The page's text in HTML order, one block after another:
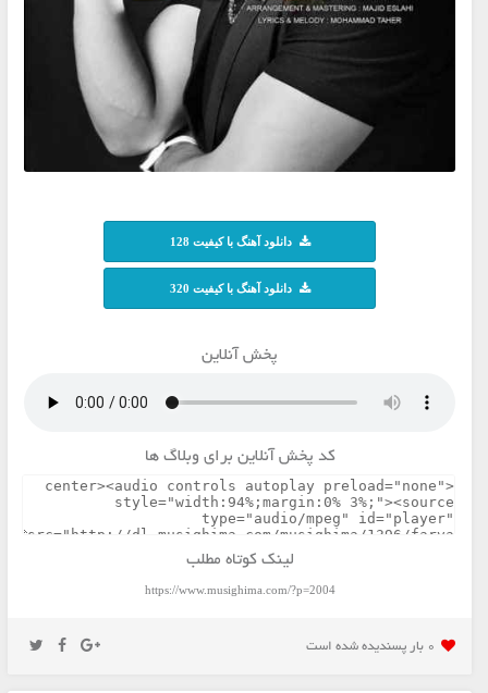
دانلود آهنگ با کیفیت 128
دانلود آهنگ با کیفیت 320
پخش آنلاین
کد پخش آنلاین برای وبلاگ ها
لینک کوتاه مطلب
https://www.musighima.com/?p=2004
0 بار پسنديده شده است